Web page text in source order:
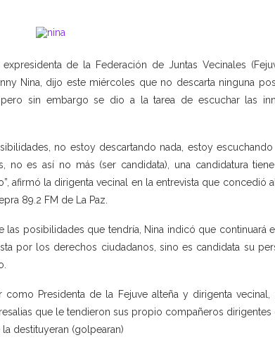
de la Federación de Juntas Vecinales
Nina, dijo este miércoles que no descarta ninguna
sin embargo se dio a la tarea de escuchar las
no estoy descartando nada, estoy
no es así no más (ser candidata), una candidatura
afirmó la dirigenta vecinal en la entrevista que concedió
89.2 FM de La Paz.
posibilidades que tendría, Nina indicó que continuará
por los derechos ciudadanos, sino es candidata su
Presidenta de la Fejuve alteña y dirigenta
que le tendieron sus propio compañeros dirigentes
destituyeran (golpearan)